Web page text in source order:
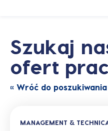
Szukaj
ofert
« Wróć do
MANAGEMENT &